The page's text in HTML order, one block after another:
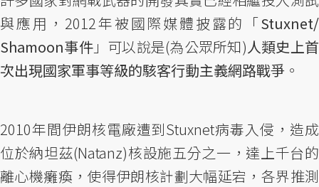
與應用，2012年被國際媒體披露的「Stuxnet/
Shamoon事件」可以說是(為公眾所知)人類史上首
次出現國家軍事等級的駭客行動主義網路戰爭 。
2010年間伊朗核電廠遭到Stuxnet病毒入侵，造成
位於納坦茲(Natanz)核設施五分之一，達上千台的
離心機癱瘓，使得伊朗核計劃大幅延宕，各界推測